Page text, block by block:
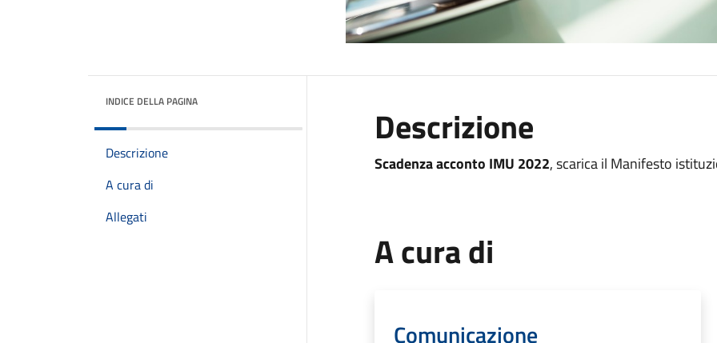
INDICE DELLA PAGINA
Descrizione
A cura di
Allegati
Descrizione
Scadenza acconto IMU 2022, scarica il Manifesto
A cura di
Comunicazione